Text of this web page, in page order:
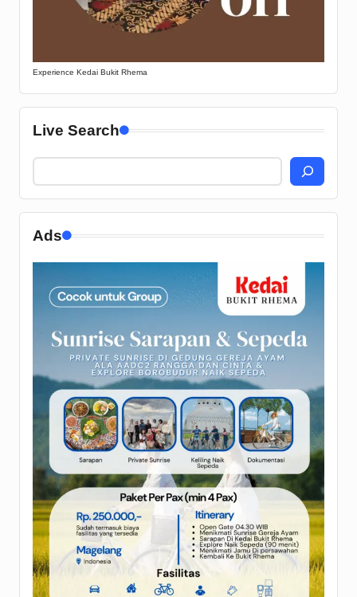
Experience Kedai Bukit Rhema
Live Search
Ads